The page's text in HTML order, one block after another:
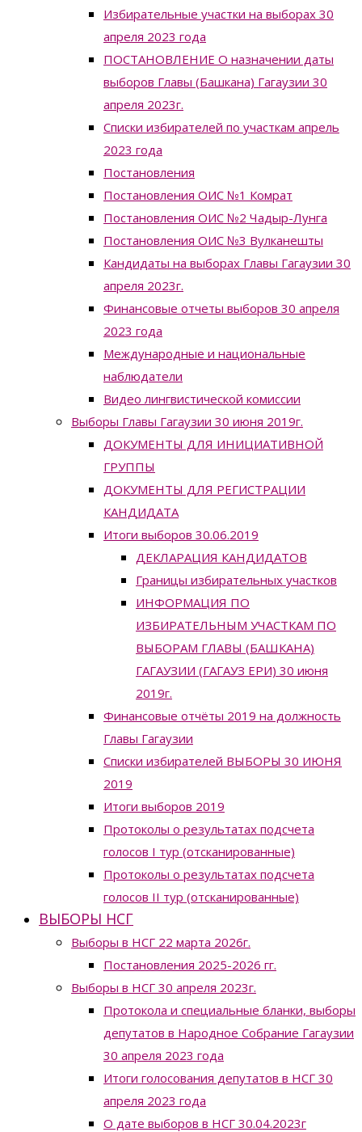
Избирательные участки на выборах 30
апреля 2023 года
ПОСТАНОВЛЕНИЕ О назначении даты
выборов Главы (Башкана) Гагаузии 30
апреля 2023г.
Списки избирателей по участкам апрель
2023 года
Постановления
Постановления ОИС №1 Комрат
Постановления ОИС №2 Чадыр-Лунга
Постановления ОИС №3 Вулканешты
Кандидаты на выборах Главы Гагаузии 30
апреля 2023г.
Финансовые отчеты выборов 30 апреля
2023 года
Международные и национальные
наблюдатели
Видео лингвистической комиссии
Выборы Главы Гагаузии 30 июня 2019г.
ДОКУМЕНТЫ ДЛЯ ИНИЦИАТИВНОЙ
ГРУППЫ
ДОКУМЕНТЫ ДЛЯ РЕГИСТРАЦИИ
КАНДИДАТА
Итоги выборов 30.06.2019
ДЕКЛАРАЦИЯ КАНДИДАТОВ
Границы избирательных участков
ИНФОРМАЦИЯ ПО
ИЗБИРАТЕЛЬНЫМ УЧАСТКАМ ПО
ВЫБОРАМ ГЛАВЫ (БАШКАНА)
ГАГАУЗИИ (ГАГАУЗ ЕРИ) 30 июня
2019г.
Финансовые отчёты 2019 на должность
Главы Гагаузии
Списки избирателей ВЫБОРЫ 30 ИЮНЯ
2019
Итоги выборов 2019
Протоколы о результатах подсчета
голосов I тур (отсканированные)
Протоколы о результатах подсчета
голосов II тур (отсканированные)
ВЫБОРЫ НСГ
Выборы в НСГ 22 марта 2026г.
Постановления 2025-2026 гг.
Выборы в НСГ 30 апреля 2023г.
Протокола и специальные бланки, выборы
депутатов в Народное Собрание Гагаузии
30 апреля 2023 года
Итоги голосования депутатов в НСГ 30
апреля 2023 года
О дате выборов в НСГ 30.04.2023г